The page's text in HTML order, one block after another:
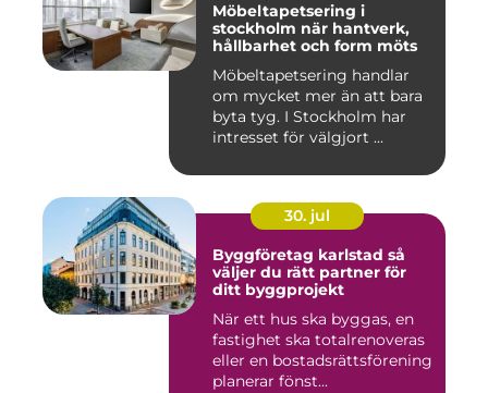
Möbeltapetsering i
stockholm när hantverk,
hållbarhet och form möts
Möbeltapetsering handlar
om mycket mer än att bara
byta tyg. I Stockholm har
intresset för välgjort ...
30. jul
Byggföretag karlstad så
väljer du rätt partner för
ditt byggprojekt
När ett hus ska byggas, en
fastighet ska totalrenoveras
eller en bostadsrättsförening
planerar fönst...